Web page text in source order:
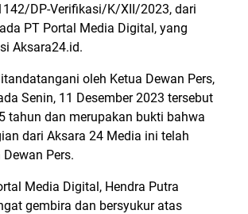
DP-Verifikasi/K/XII/2023, dari
PT Portal Media Digital, yang
Aksara24.id.
oleh Ketua Dewan Pers,
Senin, 11 Desember 2023 tersebut
tahun dan merupakan bukti bahwa
dari Aksara 24 Media ini telah
Pers.
Media Digital, Hendra Putra
gembira dan bersyukur atas